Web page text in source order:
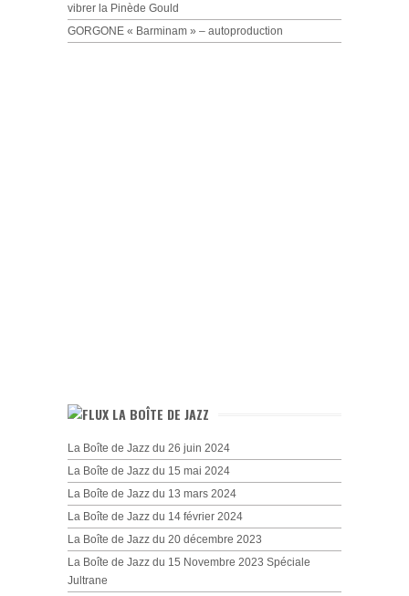
vibrer la Pinède Gould
GORGONE « Barminam » – autoproduction
LA BOÎTE DE JAZZ
La Boîte de Jazz du 26 juin 2024
La Boîte de Jazz du 15 mai 2024
La Boîte de Jazz du 13 mars 2024
La Boîte de Jazz du 14 février 2024
La Boîte de Jazz du 20 décembre 2023
La Boîte de Jazz du 15 Novembre 2023 Spéciale
Jultrane